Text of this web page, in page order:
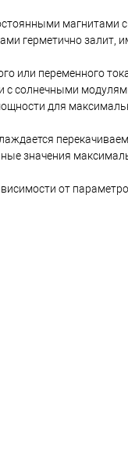
магнитами
герметично залит,
или переменного
с солнечными
для
значения
от